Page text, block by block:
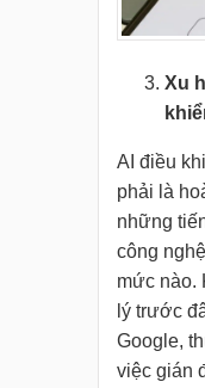
Xu
AI điều
phải là
những
công
mức nào.
lý trước
Google,
việc gián